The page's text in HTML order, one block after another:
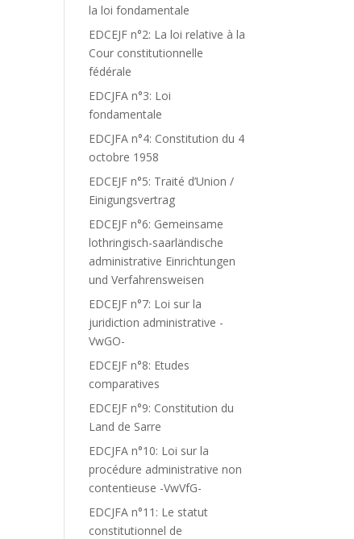
la loi fondamentale
EDCEJF n°2: La loi relative à la
Cour constitutionnelle
fédérale
EDCJFA n°3: Loi
fondamentale
EDCJFA n°4: Constitution du 4
octobre 1958
EDCEJF n°5: Traité d’Union /
Einigungsvertrag
EDCEJF n°6: Gemeinsame
lothringisch-saarländische
administrative Einrichtungen
und Verfahrensweisen
EDCEJF n°7: Loi sur la
juridiction administrative -
VwGO-
EDCEJF n°8: Etudes
comparatives
EDCEJF n°9: Constitution du
Land de Sarre
EDCJFA n°10: Loi sur la
procédure administrative non
contentieuse -VwVfG-
EDCJFA n°11: Le statut
constitutionnel de